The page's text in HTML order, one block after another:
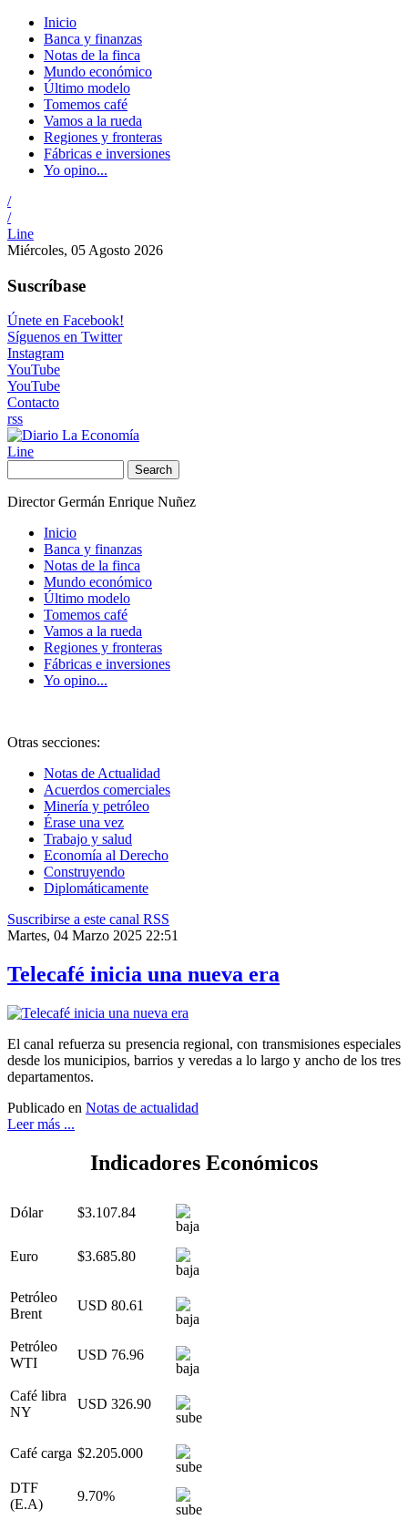
Inicio
Banca y finanzas
Notas de la finca
Mundo económico
Último modelo
Tomemos café
Vamos a la rueda
Regiones y fronteras
Fábricas e inversiones
Yo opino...
/
/
Line
Miércoles, 05 Agosto 2026
Suscríbase
Únete en Facebook!
Síguenos en Twitter
Instagram
YouTube
YouTube
Contacto
rss
Line
Search
Director Germán Enrique Nuñez
Inicio
Banca y finanzas
Notas de la finca
Mundo económico
Último modelo
Tomemos café
Vamos a la rueda
Regiones y fronteras
Fábricas e inversiones
Yo opino...
Otras secciones:
Notas de Actualidad
Acuerdos comerciales
Minería y petróleo
Érase una vez
Trabajo y salud
Economía al Derecho
Construyendo
Diplomáticamente
Suscribirse a este canal RSS
Martes, 04 Marzo 2025 22:51
Telecafé inicia una nueva era
El canal refuerza su presencia regional, con transmisiones especiales
desde los municipios, barrios y veredas a lo largo y ancho de los tres
departamentos.
Publicado en Notas de actualidad
Leer más ...
Indicadores Económicos
Dólar $3.107.84
Euro $3.685.80
Petróleo
Brent
USD 80.61
Petróleo
WTI
USD 76.96
Café libra
NY
USD 326.90
Café carga $2.205.000
DTF
(E.A)
9.70%